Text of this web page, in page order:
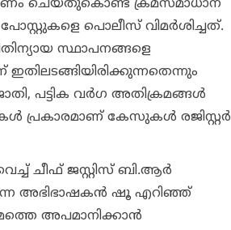
ചെയ്തുകൊണ്ട് ക്രമസമാധാന
പൊലീസ് വിമര്‍ശിച്ചത്.
സ്ഥാപനങ്ങളെ
പട്ടിക വര്‍ഗ അതിക്രമങ്ങള്‍
പ്രകാരമാണ് കേസുകള്‍ രജിസ്റ്റര്‍
ചീഫ് ജസ്റ്റിസ് ബി.ആര്‍
അഭിഭാഷകന്‍ ഷൂ എറിഞ്ഞ്
അപമാനിക്കാന്‍